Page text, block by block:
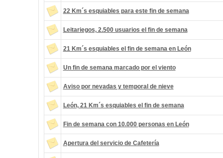
22 Km´s esquiables para este fin de semana
Leitariegos, 2.500 usuarios el fin de semana
21 Km´s esquiables el fin de semana en León
Un fin de semana marcado por el viento
Aviso por nevadas y temporal de nieve
León, 21 Km´s esquiables el fin de semana
Fin de semana con 10.000 personas en León
Apertura del servicio de Cafetería